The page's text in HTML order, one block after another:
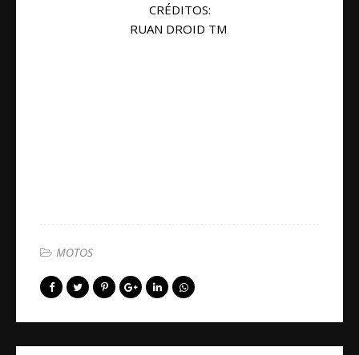
CRÉDITOS:
RUAN DROID TM
MOTOS